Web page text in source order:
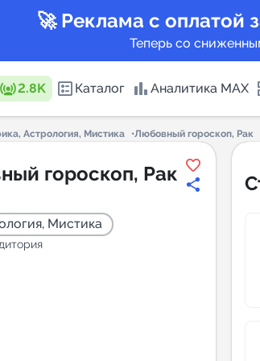
🚀 Реклама с оплатой
Теперь со
2.8K Каталог Аналитика MAX
Каталог каналов
Горящие
Астрология, Мистика
Любовный гороскоп, Рак
гороскоп, Рак
Мистика